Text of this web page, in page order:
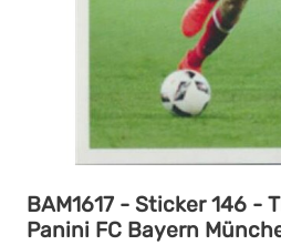
BAM1617 - Sticker 146 -
Panini FC Bayern